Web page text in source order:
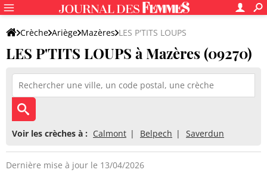
Crèche Ariège Mazères LES P'TITS LOUPS
LES P'TITS LOUPS à Mazères (09270)
Voir les crèches à : Calmont Belpech Saverdun
Dernière mise à jour le 13/04/2026